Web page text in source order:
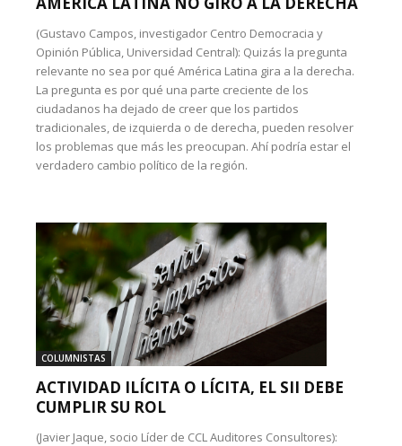
(Gustavo Campos, investigador Centro Democracia y
Opinión Pública, Universidad Central): Quizás la pregunta
relevante no sea por qué América Latina gira a la derecha.
La pregunta es por qué una parte creciente de los
ciudadanos ha dejado de creer que los partidos
tradicionales, de izquierda o de derecha, pueden resolver
los problemas que más les preocupan. Ahí podría estar el
verdadero cambio político de la región.
COLUMNISTAS
ACTIVIDAD ILÍCITA O LÍCITA, EL SII DEBE
CUMPLIR SU ROL
(Javier Jaque, socio Líder de CCL Auditores Consultores):